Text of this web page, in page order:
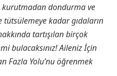
kurutmadan dondurma ve
kadar gıdaların
tartışılan birçok
bulacaksınız! Aileniz İçin
Fazla Yolu’nu öğrenmek